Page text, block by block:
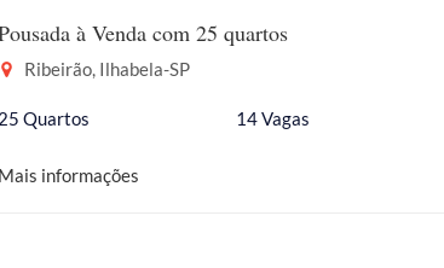
à Venda com 25 quartos
Ribeirão, Ilhabela-SP
25 Quartos 14 Vagas
Mais informações